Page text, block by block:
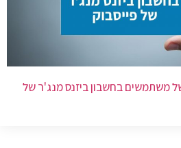
משתמשים בחשבון ביזנס מנג'ר של